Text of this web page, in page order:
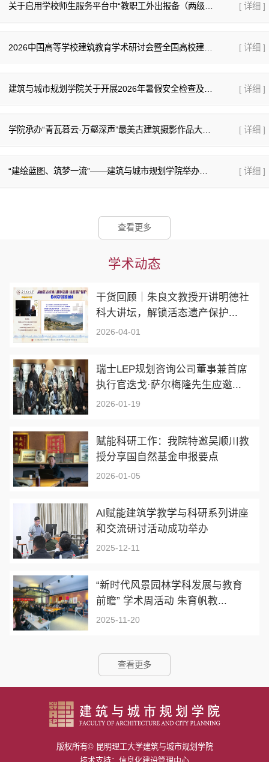
关于启用学校师生服务平台中“教职工外出报备（两级审批）”流程的通知 [ 详细 ]
2026中国高等学校建筑教育学术研讨会暨全国高校建筑学院长系主任大会（第一次通知） [ 详细 ]
[ 详细 ]
学院承办“青瓦暮云·万壑深声”最美古建筑摄影作品大赛正式启幕 [ 详细 ]
“建绘蓝图、筑梦一流”——建筑与城市规划学院举办钢笔画大赛的通知 [ 详细 ]
查看更多
学术动态
干货回顾｜朱良文教授开讲明德社
科大讲坛，解锁活态遗产保护...
2026-04-01
瑞士LEP规划咨询公司董事兼首席
执行官迭戈·萨尔梅隆先生应邀...
2026-01-19
赋能科研工作：我院特邀吴顺川教
授分享国自然基金申报要点
2026-01-05
AI赋能建筑学教学与科研系列讲座
和交流研讨活动成功举办
2025-12-11
“新时代风景园林学科发展与教育
前瞻” 学术周活动 朱育帆教...
2025-11-20
查看更多
版权所有© 昆明理工大学建筑与城市规划学院